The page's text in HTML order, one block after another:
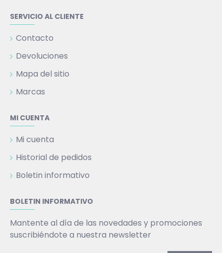
SERVICIO AL CLIENTE
Contacto
Devoluciones
Mapa del sitio
Marcas
MI CUENTA
Mi cuenta
Historial de pedidos
Boletin informativo
BOLETIN INFORMATIVO
Mantente al día de las novedades y promociones
suscribiéndote a nuestra newsletter